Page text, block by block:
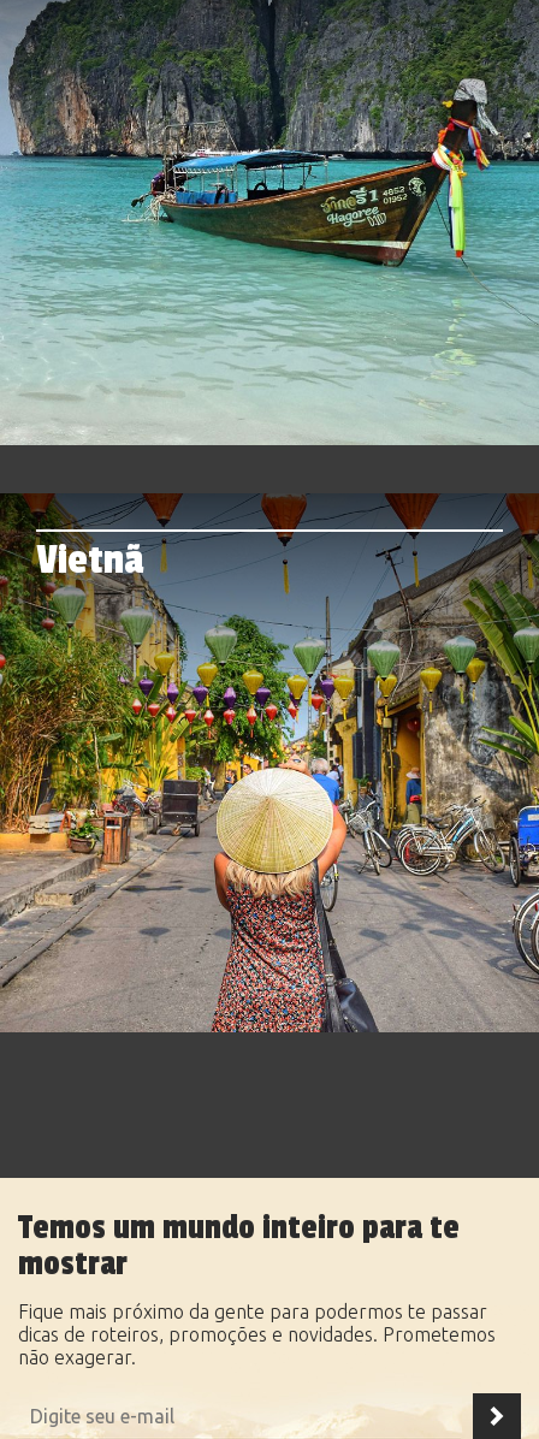
Vietnã
Temos um mundo inteiro para te
mostrar
Fique mais próximo da gente para podermos te passar
dicas de roteiros, promoções e novidades. Prometemos
não exagerar.